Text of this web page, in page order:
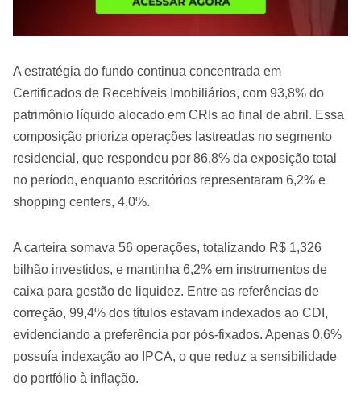
A estratégia do fundo continua concentrada em
Certificados de Recebíveis Imobiliários, com 93,8% do
patrimônio líquido alocado em CRIs ao final de abril. Essa
composição prioriza operações lastreadas no segmento
residencial, que respondeu por 86,8% da exposição total
no período, enquanto escritórios representaram 6,2% e
shopping centers, 4,0%.
A carteira somava 56 operações, totalizando R$ 1,326
bilhão investidos, e mantinha 6,2% em instrumentos de
caixa para gestão de liquidez. Entre as referências de
correção, 99,4% dos títulos estavam indexados ao CDI,
evidenciando a preferência por pós-fixados. Apenas 0,6%
possuía indexação ao IPCA, o que reduz a sensibilidade
do portfólio à inflação.